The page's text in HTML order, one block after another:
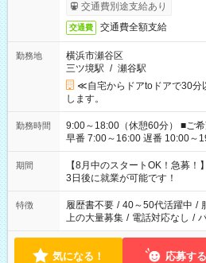
交通費別途支給あり
交通費 交通費全額支給
勤務地
横浜市瀬谷区
三ツ境駅 / 瀬谷駅
≪自宅からドアtoドアで30
します。
勤務時間
9:00～18:00（休憩60分） ■ご希望があれば下記シフトもOK！
早番 7:00～16:00 遅番 10:00～
と休みを合わせたい」 「余裕
「できれば残業はしたくない
ね。 ※Wワーク希望の方へ 今ご覧のお仕事で希望する勤務時間
と、もう1つのお仕事の勤務時
合は応募できません。
期間
【8月中のスタートOK！急募
3日後に就業が可能です！
特徴 履歴書不要 / 40～50代活躍中 /
上の大量募集 / 電話対応なし /
気になる！ 応募する